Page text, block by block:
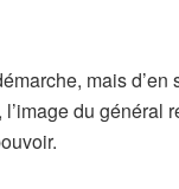
mais
du général